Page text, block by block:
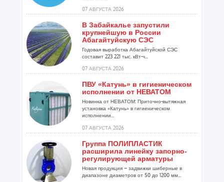
07 АВГУСТА 2026
В Забайкалье запустили
крупнейшую в России
Абагайтуйскую СЭС
Годовая выработка Абагайтуйской СЭС
составит 223 221 тыс. кВт-ч...
07 АВГУСТА 2026
ПВУ «Катунь» в гигиеническом
исполнении от НЕВАТОМ
Новинка от НЕВАТОМ: Приточно-вытяжная
установка «Катунь» в гигиеническом
исполнении...
07 АВГУСТА 2026
Группа ПОЛИПЛАСТИК
расширила линейку запорно-
регулирующей арматуры
Новая продукция – задвижки шиберные в
диапазоне диаметров от 50 до 1200 мм...